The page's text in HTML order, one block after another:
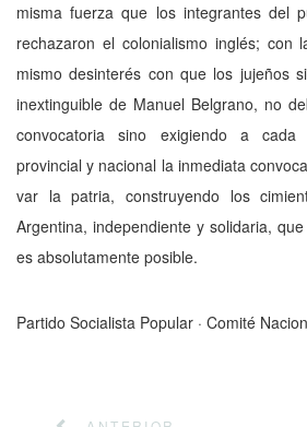
misma fuerza que los integrantes del
rechazaron el colo­nialismo inglés; con
mismo desinterés con que los jujeños
inextinguible de Manuel Belgrano, no
convocatoria sino exigiendo a cada
provincial y nacional la inmediata
var la patria, construyendo los
Argentina, in­dependiente y solidaria,
es absolutamente posi­ble.
Partido Socialista Popular · Comité